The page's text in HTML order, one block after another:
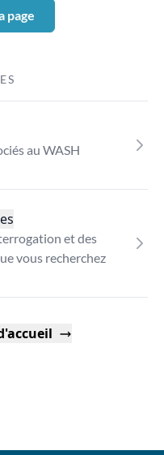
page
au WASH
et des
vous recherchez